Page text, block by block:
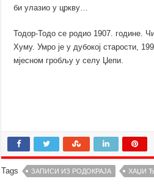
би улазио у цркву…
Тодор-Тодо се родио 1907. године.
Хуму. Умро је у дубокој старости,
мјесном гробљу у селу Џепи.
Tags ЗАПИСИ ИЗ РОДOКРАЈА ХАЏИ